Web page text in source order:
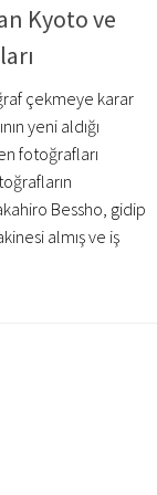
Kyoto ve
çekmeye karar
yeni aldığı
fotoğrafları
Bessho, gidip
almış ve iş